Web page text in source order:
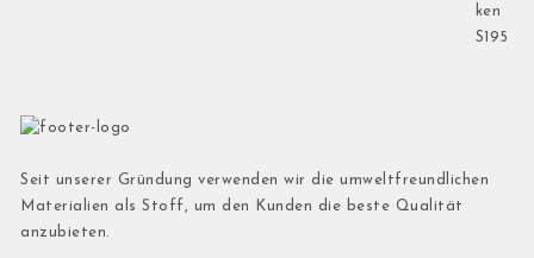
Seit unserer Gründung verwenden wir die umweltfreundlichen
Materialien als Stoff, um den Kunden die beste Qualität
anzubieten.